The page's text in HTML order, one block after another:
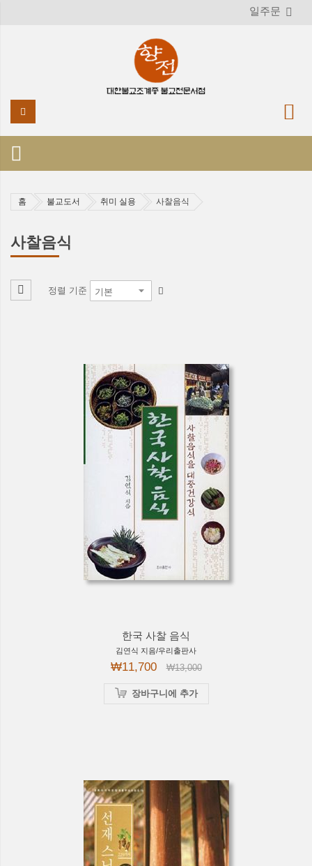
일주문
홈 불교도서 취미 실용 사찰음식
사찰음식
정렬 기준
한국 사찰 음식
김연식 지음/우리출판사
₩11,700 ₩13,000
장바구니에 추가